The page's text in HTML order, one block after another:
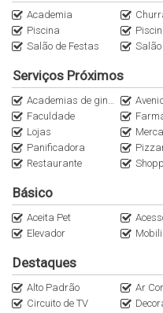
A imobiliária Italiana
Padrão, nos principais bairros
Agende à sua visita
oportunidades no nosso
Academia
Piscina
Salão de Festas
Salão
Serviços Próximos
Academias de ginástica
Faculdade
Lojas
Panificadora
Restaurante
Básico
Aceita Pet
Elevador
Destaques
Alto Padrão Ar
Circuito de TV